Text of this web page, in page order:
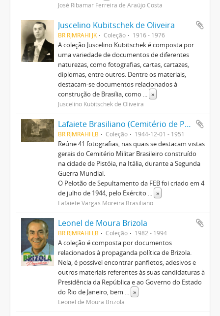
José Ribamar Ferreira de Araújo Costa
Juscelino Kubitschek de Oliveira
BR RJMRAHI JK Coleção 1916 - 1976
A coleção Juscelino Kubitschek é composta por
uma variedade de documentos de diferentes
naturezas, como fotografias, cartas, cartazes,
diplomas, entre outros. Dentre os materiais,
destacam-se documentos relacionados à
construção de Brasília, como ... »
Juscelino Kubitschek de Oliveira
Lafaiete Brasiliano (Cemitério de Pistoia)
BR RJMRAHI LB Coleção 1944-12-01 - 1951
Reúne 41 fotografias, nas quais se destacam vistas
gerais do Cemitério Militar Brasileiro construído
na cidade de Pistóia, na Itália, durante a Segunda
Guerra Mundial.
O Pelotão de Sepultamento da FEB foi criado em 4
de julho de 1944, pelo Exército ... »
Lafaiete Vargas Moreira Brasiliano
Leonel de Moura Brizola
BR RJMRAHI LB Coleção 1982 - 1994
A coleção é composta por documentos
relacionados à propaganda política de Brizola.
Nela, é possível encontrar panfletos, adesivos e
outros materiais referentes às suas candidaturas à
Presidência da República e ao Governo do Estado
do Rio de Janeiro, bem ... »
Leonel de Moura Brizola